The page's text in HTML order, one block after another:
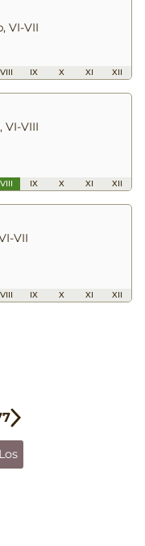
VI-VII
VIII IX X XI XII
VI-VIII
VIII IX X XI XII
VII
VIII IX X XI XII
Los